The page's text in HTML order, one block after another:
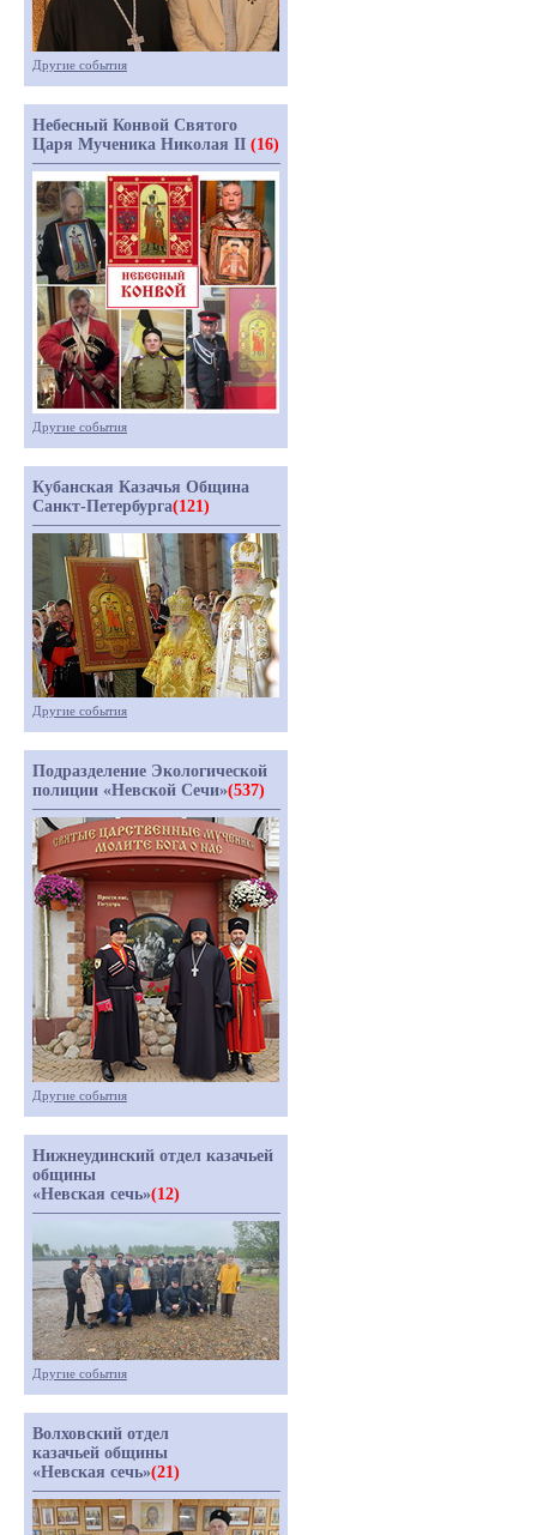
Другие события
Небесный Конвой Святого
Царя Мученика Николая II (16)
Другие события
Кубанская Казачья Община
Санкт-Петербурга(121)
Другие события
Подразделение Экологической
полиции «Невской Сечи»(537)
Другие события
Нижнеудинский отдел казачьей
общины
«Невская сечь»(12)
Другие события
Волховский отдел
казачьей общины
«Невская сечь»(21)